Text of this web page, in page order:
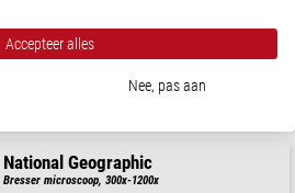
Aanbevolen prijs: $ 81,00
Onze prijs:
$ 75,00
Klaar voor verzending in
National Geographic
Bresser microscoop, 300x-1200x
Accepteer alles
Nee, pas aan